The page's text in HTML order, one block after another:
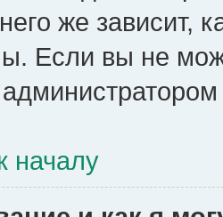
же зависит,
Если вы не
началу